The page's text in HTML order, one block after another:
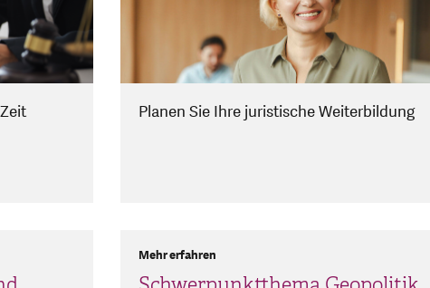
Planen Sie Ihre juristische Weiterbildung
Mehr erfahren